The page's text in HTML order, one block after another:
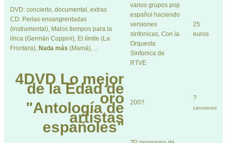
DVD: concierto, documental, extras
CD: Perlas ensangrentadas
(instrumental), Malos tiempos para la
lírica (Germán Coppini), El límite (La
Frontera), Nada más (Mamá), ...
varios grupos pop
español haciendo
versiones
sinfonicas, Con la
Orquesta
Sinfonica de
RTVE
25
euros
4DVD Lo mejor
de la Edad de
oro
"Antología de
artistas
españoles"
200?
?
canciones